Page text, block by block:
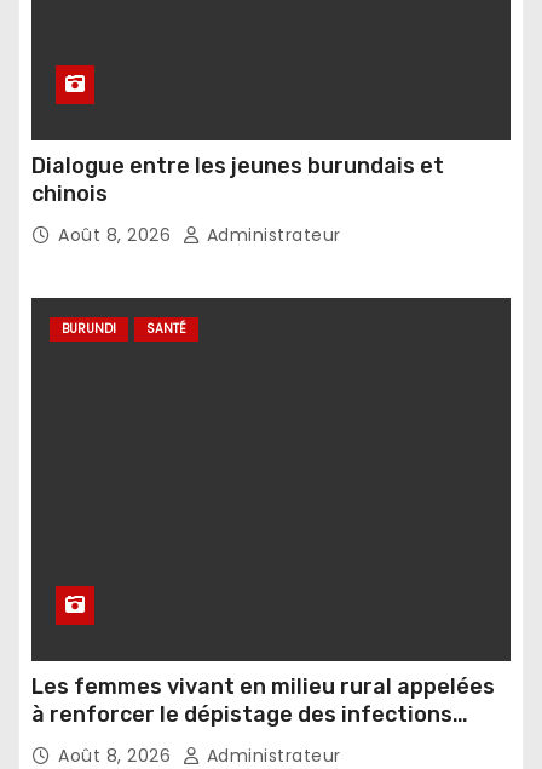
Dialogue entre les jeunes burundais et
chinois
Août 8, 2026 Administrateur
BURUNDI SANTÉ
Les femmes vivant en milieu rural appelées
à renforcer le dépistage des infections
sexuellement transmissibles
Août 8, 2026 Administrateur